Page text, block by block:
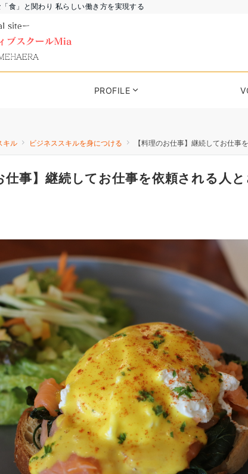
食」と関わり 私らしい働き方を実現する
PROFILE
キル ビジネススキルを身につける 【料理のお仕事】継続してお仕事
仕事】継続してお仕事を依頼される人